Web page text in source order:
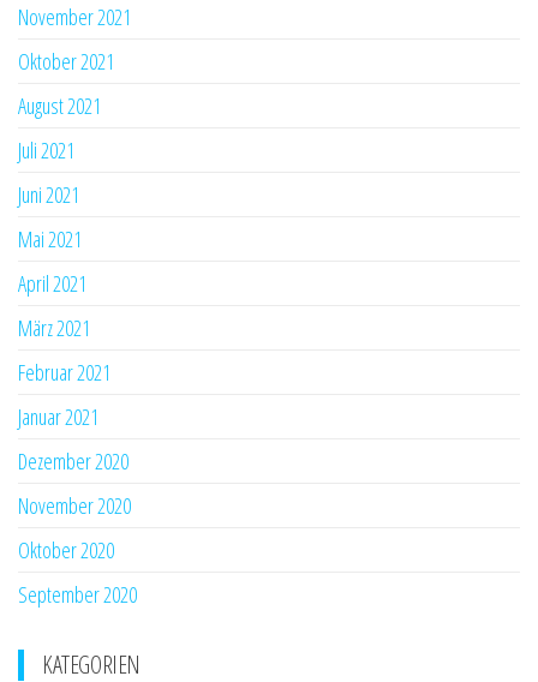
November 2021
Oktober 2021
August 2021
Juli 2021
Juni 2021
Mai 2021
April 2021
März 2021
Februar 2021
Januar 2021
Dezember 2020
November 2020
Oktober 2020
September 2020
KATEGORIEN